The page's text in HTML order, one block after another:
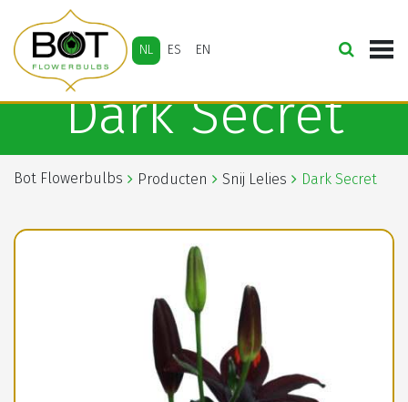
NL ES EN
Dark Secret
Bot Flowerbulbs Producten Snij Lelies Dark Secret